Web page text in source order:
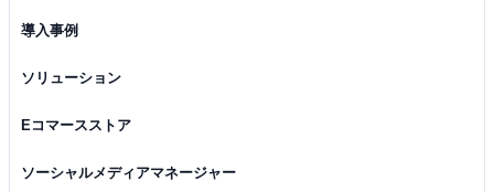
導入事例
ソリューション
Eコマースストア
ソーシャルメディアマネージャー